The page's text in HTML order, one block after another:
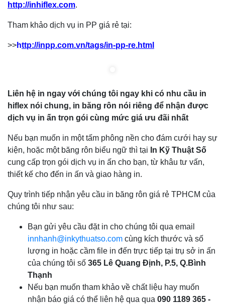
http://inhiflex.com.
Tham khảo dịch vụ in PP giá rẻ tại:
>>http://inpp.com.vn/tags/in-pp-re.html
Liên hệ in ngay với chúng tôi ngay khi có nhu cầu in
hiflex nói chung, in băng rôn nói riêng để nhận được
dịch vụ in ấn trọn gói cùng mức giá ưu đãi nhất
Nếu bạn muốn in một tấm phông nền cho đám cưới hay sự
kiện, hoặc một băng rôn biểu ngữ thì tại In Kỹ Thuật Số
cung cấp trọn gói dịch vụ in ấn cho bạn, từ khâu tư vấn,
thiết kế cho đến in ấn và giao hàng in.
Quy trình tiếp nhận yêu cầu in băng rôn giá rẻ TPHCM của
chúng tôi như sau:
Bạn gửi yêu cầu đặt in cho chúng tôi qua email
innhanh@inkythuatso.com cùng kích thước và số
lượng in hoặc cầm file in đến trực tiếp tại trụ sở in ấn
của chúng tôi số 365 Lê Quang Định, P.5, Q.Bình
Thạnh
Nếu bạn muốn tham khảo về chất liệu hay muốn
nhận báo giá có thể liên hệ qua qua 090 1189 365 -